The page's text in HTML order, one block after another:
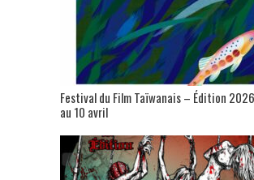
Festival du Film Taïwanais – Édition
au 10 avril